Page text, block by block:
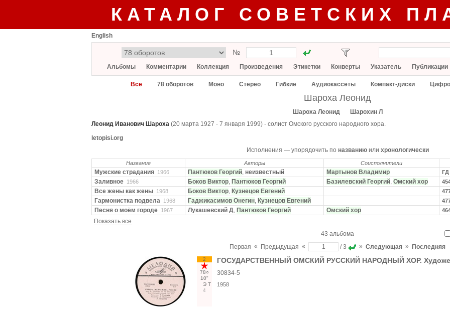
КАТАЛОГ СОВЕТСКИХ
English
№
Альбомы Комментарии Коллекция Произведения Этикетки Конверты Указатель Публикации
Все 78 оборотов Моно Стерео Гибкие Аудиокассеты Компакт-диски
Шароха Леонид
Шароха Леонид
Шарохин Л
Леонид Иванович Шароха (20 марта 1927 - 7 января 1999) - солист Омского русского народного хора.
letopisi.org
Исполнения — упорядочить по названиюили хронологически
Название Авторы Соисполнители
Мужские стра­дания 1966 Пантюков Георгий, неизвестный Мартынов Владимир ГД
Заливное 1966 Боков Виктор, Пантюков Георгий Базилевский Георгий, Омский хор
Все жены как жены 1968 Боков Виктор, Кузнецов Евгений
Гармонистка подвела 1968 Гаджикасимов Онегин, Кузнецов Евгений
Песня о моём городе 1967 Лукашевский Д, Пантюков Георгий Омский хор
Показать все
43 альбома
Первая « Предыдущая « / 3 » Следующая » Последняя
2
78○
10"
Э Т
4
ГОСУДАРСТВЕННЫЙ ОМСКИЙ РУССКИЙ НАРОДНЫЙ ХОР.
30834-5
1958